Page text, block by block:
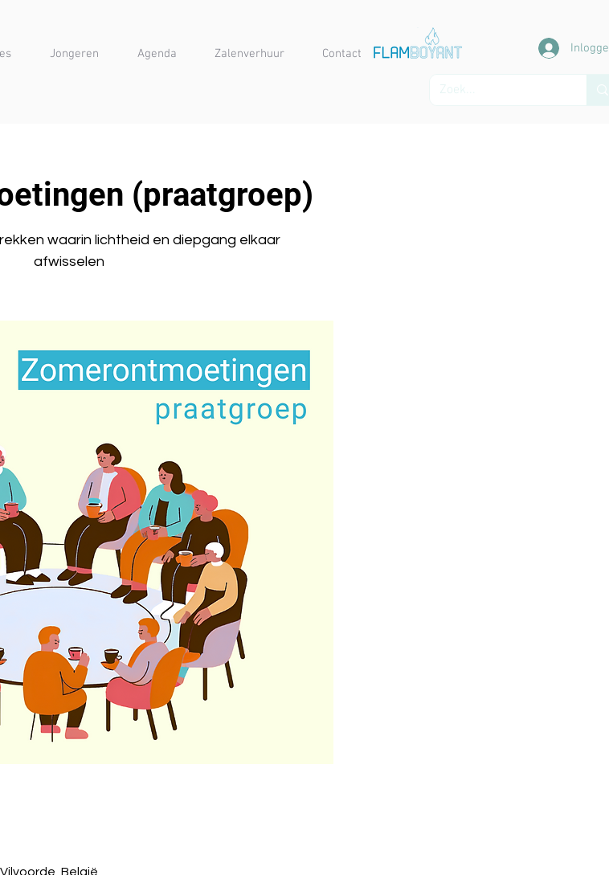
Jongeren Agenda Zalenverhuur Contact
(praatgroep)
waarin lichtheid en diepgang elkaar
afwisselen
België